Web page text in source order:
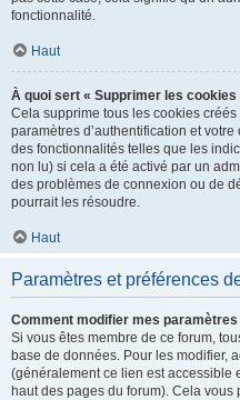
fonctionnalité.
Haut
À quoi sert « Supprimer les cookies
Cela supprime tous les cookies
paramètres d’authentification et
des fonctionnalités telles que les
non lu) si cela a été activé par un
des problèmes de connexion ou de
pourrait les résoudre.
Haut
Paramètres et préférences
Comment modifier mes paramètres
Si vous êtes membre de ce forum,
base de données. Pour les modifier,
(généralement ce lien est accessible
haut des pages du forum). Cela